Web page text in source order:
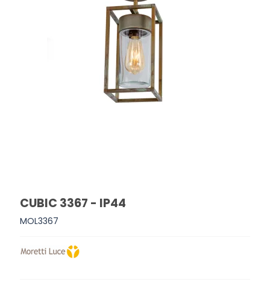
CUBIC 3367 - IP44
MOL3367